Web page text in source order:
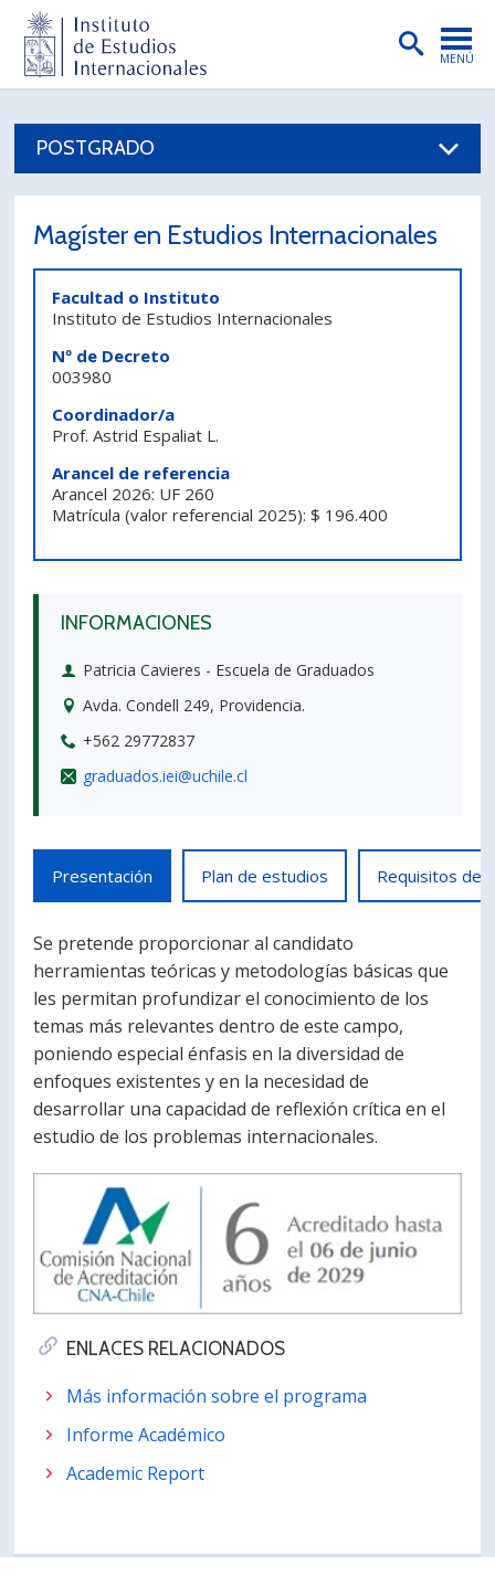
MENÚ
POSTGRADO
INVESTIGACIÓN
BIBLIOTECA
ENGLISH
PORTUGUÊS
Postulantes Académicos
POSTGRADO
Magíster en Estudios Internacionales
INFORMACIONES
Patricia Cavieres - Escuela de Graduados
Avda. Condell 249, Providencia.
+562 29772837
graduados.iei@uchile.cl
Facultad o Instituto
Instituto de Estudios Internacionales
Nº de Decreto
003980
Coordinador/a
Prof. Astrid Espaliat L.
Arancel de referencia
Arancel 2026: UF 260
Matrícula (valor referencial 2025): $ 196.400
Presentación Plan de estudios Requisitos de
ENLACES RELACIONADOS
Más información sobre el programa
Informe Académico
Academic Report
Se pretende proporcionar al candidato
herramientas teóricas y metodologías básicas que
les permitan profundizar el conocimiento de los
temas más relevantes dentro de este campo,
poniendo especial énfasis en la diversidad de
enfoques existentes y en la necesidad de
desarrollar una capacidad de reflexión crítica en el
estudio de los problemas internacionales.